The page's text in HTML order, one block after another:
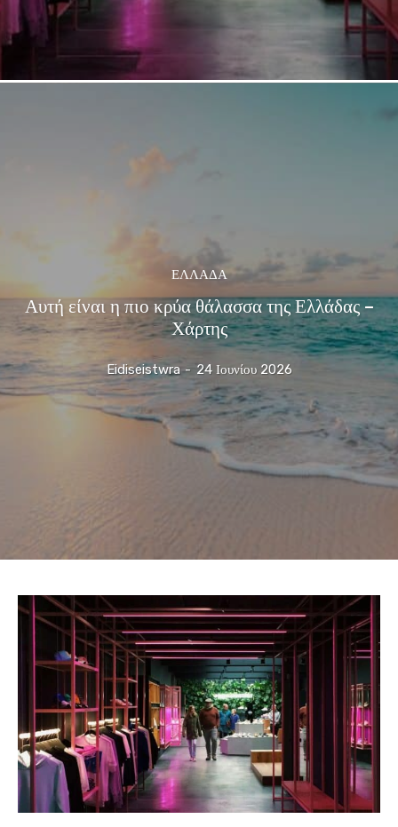
ΕΛΛΆΔΑ
Αυτή είναι η πιο κρύα θάλασσα της Ελλάδας –
Χάρτης
Eidiseistwra - 24 Ιουνίου 2026